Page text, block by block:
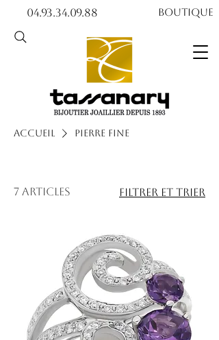
04.93.34.09.88​​ Boutique
Accueil Pierre fine
7 articles Filtrer et trier